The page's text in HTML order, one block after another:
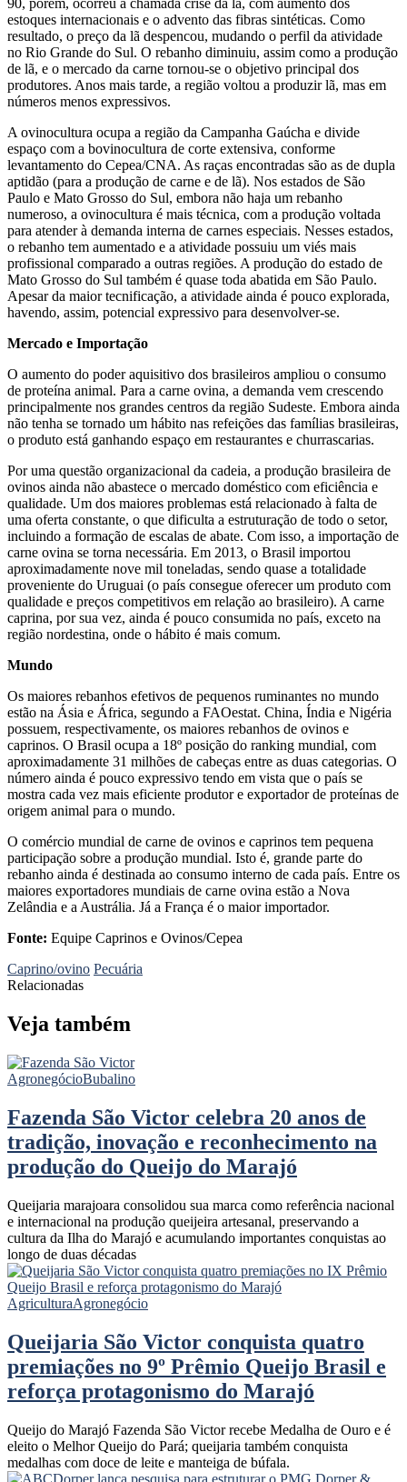
90, porém, ocorreu a chamada crise da lã, com aumento dos
estoques internacionais e o advento das fibras sintéticas. Como
resultado, o preço da lã despencou, mudando o perfil da atividade
no Rio Grande do Sul. O rebanho diminuiu, assim como a produção
de lã, e o mercado da carne tornou-se o objetivo principal dos
produtores. Anos mais tarde, a região voltou a produzir lã, mas em
números menos expressivos.
A ovinocultura ocupa a região da Campanha Gaúcha e divide
espaço com a bovinocultura de corte extensiva, conforme
levantamento do Cepea/CNA. As raças encontradas são as de dupla
aptidão (para a produção de carne e de lã). Nos estados de São
Paulo e Mato Grosso do Sul, embora não haja um rebanho
numeroso, a ovinocultura é mais técnica, com a produção voltada
para atender à demanda interna de carnes especiais. Nesses estados,
o rebanho tem aumentado e a atividade possuiu um viés mais
profissional comparado a outras regiões. A produção do estado de
Mato Grosso do Sul também é quase toda abatida em São Paulo.
Apesar da maior tecnificação, a atividade ainda é pouco explorada,
havendo, assim, potencial expressivo para desenvolver-se.
Mercado e Importação
O aumento do poder aquisitivo dos brasileiros ampliou o consumo
de proteína animal. Para a carne ovina, a demanda vem crescendo
principalmente nos grandes centros da região Sudeste. Embora ainda
não tenha se tornado um hábito nas refeições das famílias brasileiras,
o produto está ganhando espaço em restaurantes e churrascarias.
Por uma questão organizacional da cadeia, a produção brasileira de
ovinos ainda não abastece o mercado doméstico com eficiência e
qualidade. Um dos maiores problemas está relacionado à falta de
uma oferta constante, o que dificulta a estruturação de todo o setor,
incluindo a formação de escalas de abate. Com isso, a importação de
carne ovina se torna necessária. Em 2013, o Brasil importou
aproximadamente nove mil toneladas, sendo quase a totalidade
proveniente do Uruguai (o país consegue oferecer um produto com
qualidade e preços competitivos em relação ao brasileiro). A carne
caprina, por sua vez, ainda é pouco consumida no país, exceto na
região nordestina, onde o hábito é mais comum.
Mundo
Os maiores rebanhos efetivos de pequenos ruminantes no mundo
estão na Ásia e África, segundo a FAOestat. China, Índia e Nigéria
possuem, respectivamente, os maiores rebanhos de ovinos e
caprinos. O Brasil ocupa a 18º posição do ranking mundial, com
aproximadamente 31 milhões de cabeças entre as duas categorias. O
número ainda é pouco expressivo tendo em vista que o país se
mostra cada vez mais eficiente produtor e exportador de proteínas de
origem animal para o mundo.
O comércio mundial de carne de ovinos e caprinos tem pequena
participação sobre a produção mundial. Isto é, grande parte do
rebanho ainda é destinada ao consumo interno de cada país. Entre os
maiores exportadores mundiais de carne ovina estão a Nova
Zelândia e a Austrália. Já a França é o maior importador.
Fonte: Equipe Caprinos e Ovinos/Cepea
Caprino/ovino Pecuária
Relacionadas
Veja também
AgronegócioBubalino
Fazenda São Victor celebra 20 anos de
tradição, inovação e reconhecimento na
produção do Queijo do Marajó
Queijaria marajoara consolidou sua marca como referência nacional
e internacional na produção queijeira artesanal, preservando a
cultura da Ilha do Marajó e acumulando importantes conquistas ao
longo de duas décadas
AgriculturaAgronegócio
Queijaria São Victor conquista quatro
premiações no 9º Prêmio Queijo Brasil e
reforça protagonismo do Marajó
Queijo do Marajó Fazenda São Victor recebe Medalha de Ouro e é
eleito o Melhor Queijo do Pará; queijaria também conquista
medalhas com doce de leite e manteiga de búfala.